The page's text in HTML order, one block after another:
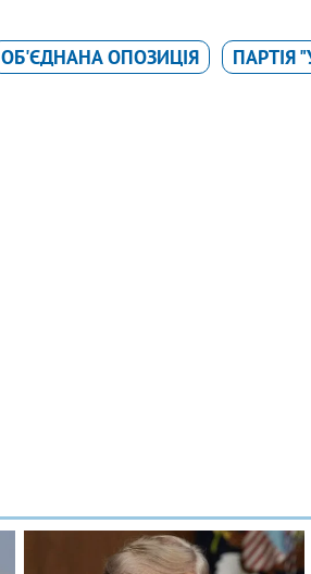
ОБ'ЄДНАНА ОПОЗИЦІЯ ПАРТІЯ